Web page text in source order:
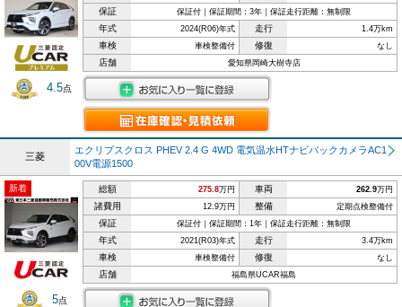
4.5点
保証 保証付｜保証期間：3年｜保証走行距離：無制限
年式 2024(R06)年式 走行 1.4万km
車検 車検整備付 修復 なし
店舗 愛知県岡崎大樹寺店
三菱
エクリプスクロス PHEV 2.4 G 4WD 電気温水HTナビバックカメラAC1
00V電源1500
新着
5点
総額 275.8万円 車両 262.9万円
諸費用 12.9万円 整備 定期点検整備付
保証 保証付｜保証期間：1年｜保証走行距離：無制限
年式 2021(R03)年式 走行 3.4万km
車検 車検整備付 修復 なし
店舗 福島県UCAR福島